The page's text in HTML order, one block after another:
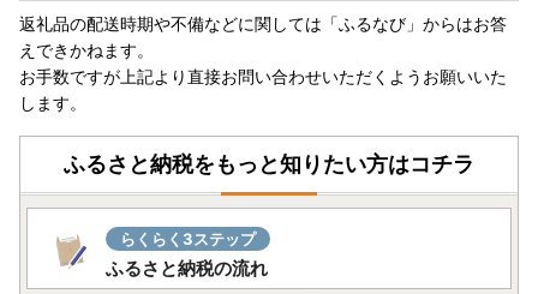
返礼品の配送時期や不備などに関しては「ふるなび」からはお答
えできかねます。
お手数ですが上記より直接お問い合わせいただくようお願いいた
します。
ふるさと納税をもっと知りたい方はコチラ
らくらく3ステップ
ふるさと納税の流れ